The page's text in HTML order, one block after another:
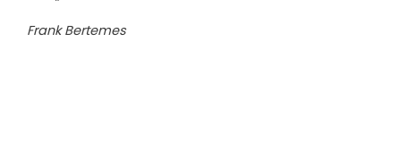
Frank Bertemes